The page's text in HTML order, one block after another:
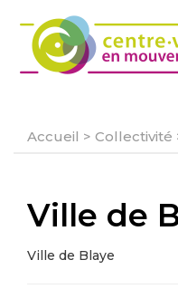
Accueil > Collectivité
Ville de
Ville de Blaye